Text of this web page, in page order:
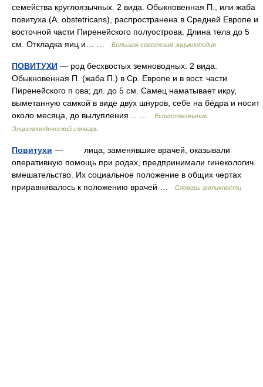
семейства круглоязычных. 2 вида. Обыкновенная П., или жаба
повитуха (A. obstetricans), распространена в Средней Европе и
восточной части Пиренейского полуострова. Длина тела до 5
см. Откладка яиц и… …
Большая советская энциклопедия
ПОВИТУХИ — род бесхвостых земноводных. 2 вида.
Обыкновенная П. (жаба П.) в Ср. Европе и в вост. части
Пиренейского п ова; дл. до 5 см. Самец наматывает икру,
выметанную самкой в виде двух шнуров, себе на бёдра и носит
около месяца, до вылупления… …
Естествознание.
Энциклопедический словарь
Повитухи — лица, заменявшие врачей, оказывали
оперативную помощь при родах, предпринимали гинекологич.
вмешательство. Их социальное положение в общих чертах
приравнивалось к положению врачей …
Словарь античности